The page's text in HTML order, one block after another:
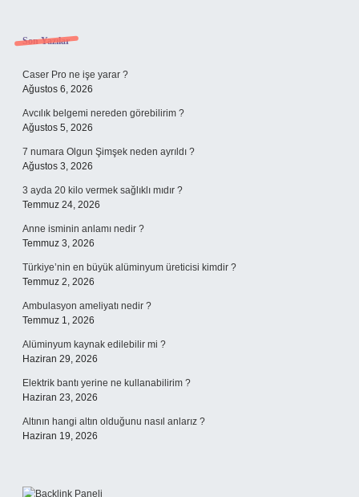
Sidebar
Son Yazılar
Caser Pro ne işe yarar ?
Ağustos 6, 2026
Avcılık belgemi nereden görebilirim ?
Ağustos 5, 2026
7 numara Olgun Şimşek neden ayrıldı ?
Ağustos 3, 2026
3 ayda 20 kilo vermek sağlıklı mıdır ?
Temmuz 24, 2026
Anne isminin anlamı nedir ?
Temmuz 3, 2026
Türkiye’nin en büyük alüminyum üreticisi kimdir ?
Temmuz 2, 2026
Ambulasyon ameliyatı nedir ?
Temmuz 1, 2026
Alüminyum kaynak edilebilir mi ?
Haziran 29, 2026
Elektrik bantı yerine ne kullanabilirim ?
Haziran 23, 2026
Altının hangi altın olduğunu nasıl anlarız ?
Haziran 19, 2026